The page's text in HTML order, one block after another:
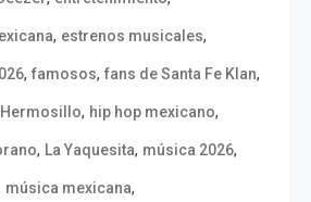
, estrenos musicales,
, famosos, fans de Santa Fe Klan,
Hermosillo, hip hop mexicano,
, La Yaquesita, música 2026,
música mexicana,